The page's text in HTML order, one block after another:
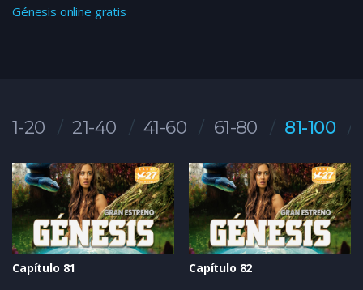
Génesis online gratis
1-20 21-40 41-60 61-80 81-100
Capítulo 81 Capítulo 82